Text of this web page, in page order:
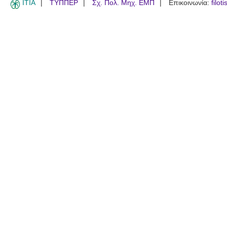
ITIA ΤΥΠΠΕΡ Σχ. Πολ. Μηχ. ΕΜΠ Επικοινωνία: